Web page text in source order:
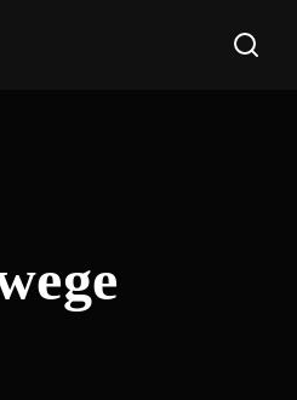
para realizar tu búsqueda.